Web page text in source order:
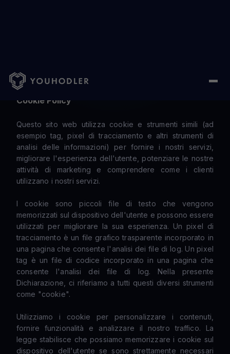
Cookie Policy
Questo sito web utilizza cookie e strumenti simili (ad
esempio tag, pixel di tracciamento e altri strumenti di
analisi delle informazioni) per fornire i nostri servizi,
migliorare l'esperienza dell'utente, potenziare le nostre
attività di marketing e comprendere come i clienti
utilizzano i nostri servizi.
I cookie sono piccoli file di testo che vengono
memorizzati sul dispositivo dell'utente e possono essere
utilizzati per migliorare la sua esperienza. Un pixel di
tracciamento è un file grafico trasparente incorporato in
una pagina che consente l'analisi dei file di log. Un pixel
tag è un file di codice incorporato in una pagina che
consente l'analisi dei file di log. Nella presente
Dichiarazione, ci riferiamo a tutti questi diversi strumenti
come "cookie".
Utilizziamo i cookie per personalizzare i contenuti,
fornire funzionalità e analizzare il nostro traffico. La
legge stabilisce che possiamo memorizzare i cookie sul
dispositivo dell'utente se sono strettamente necessari